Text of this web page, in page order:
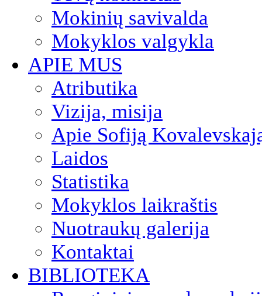
Mokinių savivalda
Mokyklos valgykla
APIE MUS
Atributika
Vizija, misija
Apie Sofiją
Laidos
Statistika
Mokyklos laikraštis
Nuotraukų galerija
Kontaktai
BIBLIOTEKA